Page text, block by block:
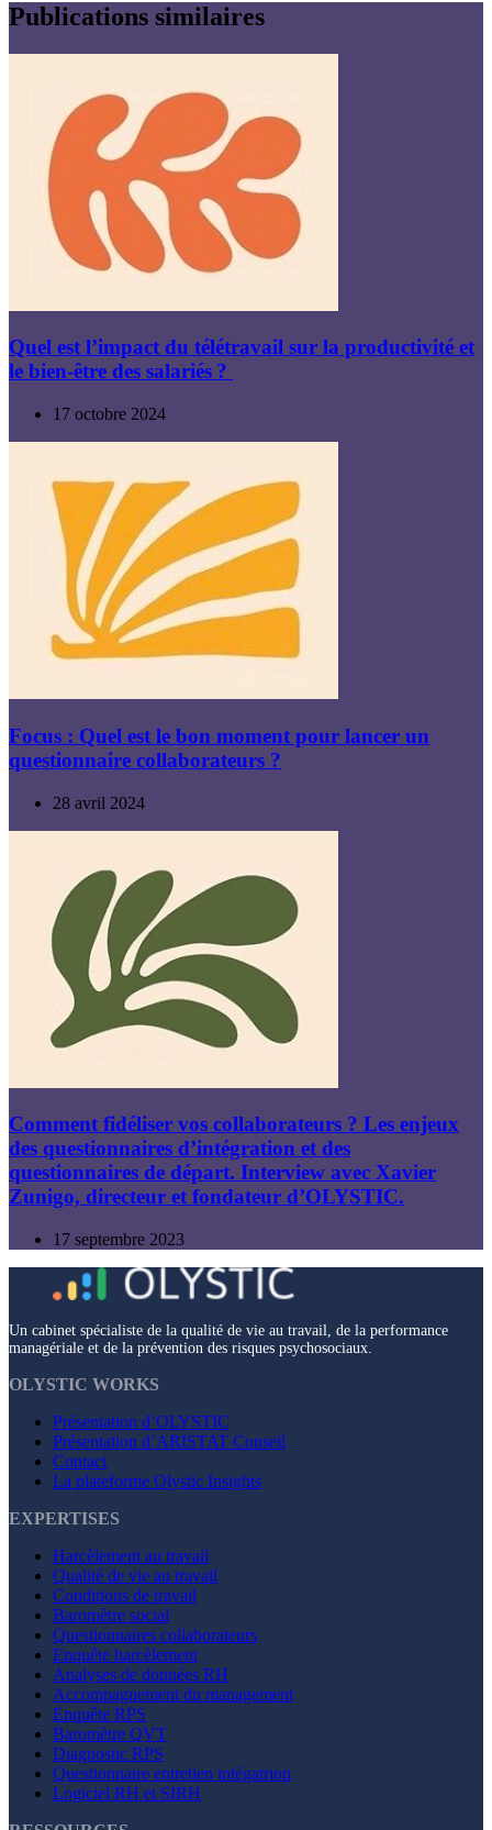
Publications similaires
Quel est l’impact du télétravail sur la productivité et
le bien-être des salariés ?
17 octobre 2024
Focus : Quel est le bon moment pour lancer un
questionnaire collaborateurs ?
28 avril 2024
Comment fidéliser vos collaborateurs ? Les enjeux
des questionnaires d’intégration et des
questionnaires de départ. Interview avec Xavier
Zunigo, directeur et fondateur d’OLYSTIC.
17 septembre 2023
Un cabinet spécialiste de la qualité de vie au travail, de la performance
managériale et de la prévention des risques psychosociaux.
OLYSTIC WORKS
Présentation d’OLYSTIC
Présentation d’ARISTAT Conseil
Contact
La plateforme Olystic Insights
EXPERTISES
Harcèlement au travail
Qualité de vie au travail
Conditions de travail
Baromètre social
Questionnaires collaborateurs
Enquête harcèlement
Analyses de données RH
Accompagnement du management
Enquête RPS
Baromètre QVT
Diagnostic RPS
Questionnaire entretien intégatrion
Logiciel RH et SIRH